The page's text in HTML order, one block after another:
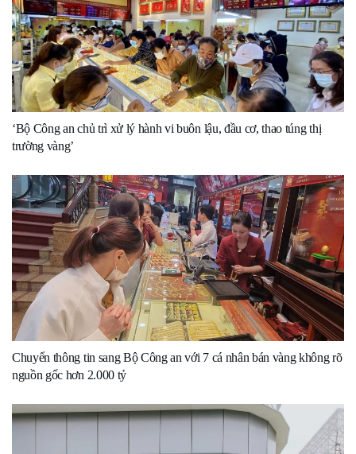
‘Bộ Công an chủ trì xử lý hành vi buôn lậu, đầu cơ, thao túng thị
trường vàng’
Chuyển thông tin sang Bộ Công an với 7 cá nhân bán vàng không rõ
nguồn gốc hơn 2.000 tỷ